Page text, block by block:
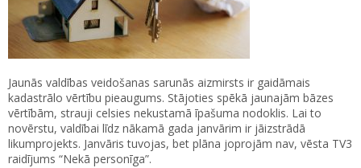
Jaunās valdības veidošanas sarunās aizmirsts ir gaidāmais
kadastrālo vērtību pieaugums. Stājoties spēkā jaunajām bāzes
vērtībām, strauji celsies nekustamā īpašuma nodoklis. Lai to
novērstu, valdībai līdz nākamā gada janvārim ir jāizstrādā
likumprojekts. Janvāris tuvojas, bet plāna joprojām nav, vēsta TV3
raidījums “Nekā personīga”.